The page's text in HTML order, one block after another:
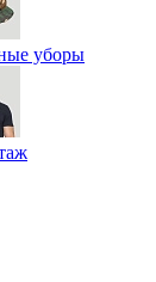
уборы